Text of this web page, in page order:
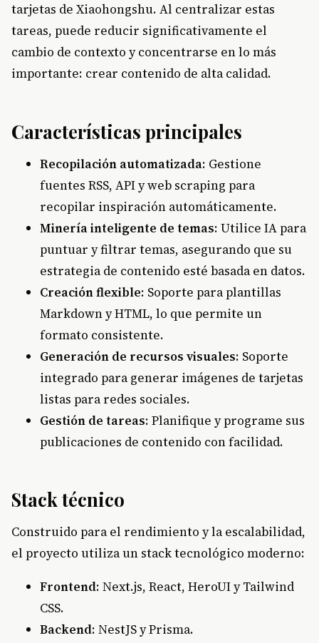
tarjetas de Xiaohongshu. Al centralizar estas
tareas, puede reducir significativamente el
cambio de contexto y concentrarse en lo más
importante: crear contenido de alta calidad.
Características principales
Recopilación automatizada: Gestione
fuentes RSS, API y web scraping para
recopilar inspiración automáticamente.
Minería inteligente de temas: Utilice IA para
puntuar y filtrar temas, asegurando que su
estrategia de contenido esté basada en datos.
Creación flexible: Soporte para plantillas
Markdown y HTML, lo que permite un
formato consistente.
Generación de recursos visuales: Soporte
integrado para generar imágenes de tarjetas
listas para redes sociales.
Gestión de tareas: Planifique y programe sus
publicaciones de contenido con facilidad.
Stack técnico
Construido para el rendimiento y la escalabilidad,
el proyecto utiliza un stack tecnológico moderno:
Frontend: Next.js, React, HeroUI y Tailwind
CSS.
Backend: NestJS y Prisma.